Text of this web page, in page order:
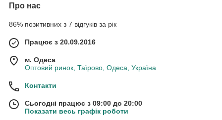
Про нас
86% позитивних з 7 відгуків за рік
Працює з 20.09.2016
м. Одеса
Оптовий ринок, Таїрово, Одеса, Україна
Контакти
Сьогодні працює з 09:00 до 20:00
Показати весь графік роботи